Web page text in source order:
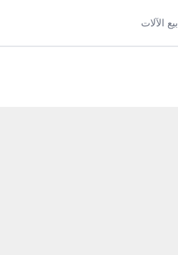
بيع الآلات